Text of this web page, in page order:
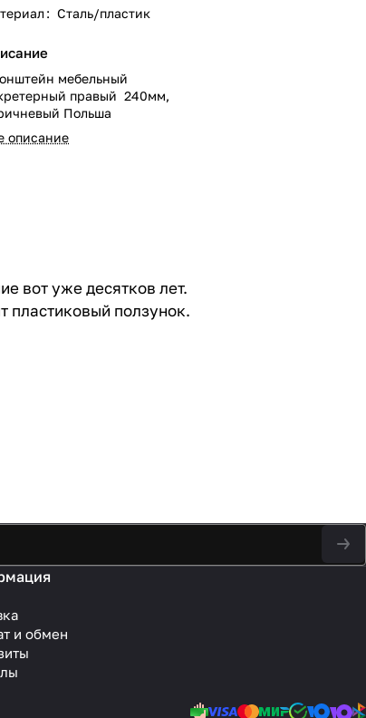
: Сталь/пластик
мебельный
правый 240мм,
Польша
описание
вот уже десятков лет.
пластиковый ползунок.
и обмен